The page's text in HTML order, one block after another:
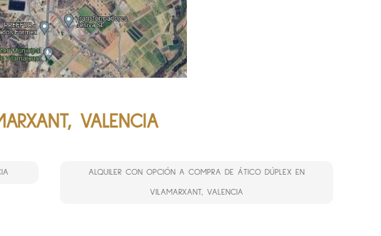
VALENCIA
ALQUILER CON OPCIÓN A COMPRA DE ÁTICO DÚPLEX EN
VILAMARXANT, VALENCIA